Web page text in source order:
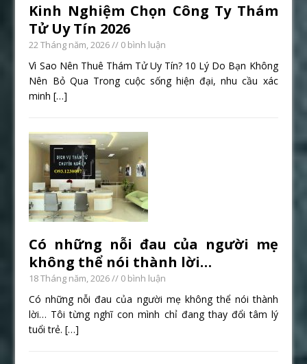
Kinh Nghiệm Chọn Công Ty Thám
Tử Uy Tín 2026
22 Tháng năm, 2026// 0 bình luận
Vì Sao Nên Thuê Thám Tử Uy Tín? 10 Lý Do Bạn Không
Nên Bỏ Qua Trong cuộc sống hiện đại, nhu cầu xác
minh[…]
Có những nỗi đau của người mẹ
không thể nói thành lời…
18 Tháng năm, 2026// 0 bình luận
Có những nỗi đau của người mẹ không thể nói thành
lời… Tôi từng nghĩ con mình chỉ đang thay đổi tâm lý
tuổi trẻ.[…]